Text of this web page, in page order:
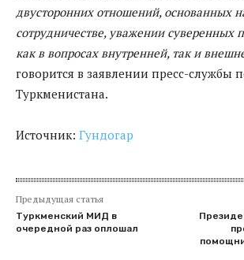
двусторонних отношений, основанных
сотрудничестве, уважении суверенных
как в вопросах внутренней, так и
говорится в заявлении пресс-службы
Туркменистана.
Источник: Гундогар
Предыдущая статья
Туркменский МИД в
очередной раз оплошал